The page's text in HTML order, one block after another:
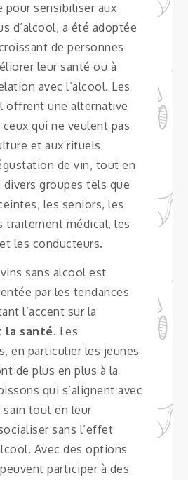
pour sensibiliser aux
d’alcool, a été adoptée
de personnes
leur santé ou à
avec l’alcool. Les
offrent une alternative
qui ne veulent pas
et aux rituels
de vin, tout en
divers groupes tels que
les seniors, les
traitement médical, les
les conducteurs.
sans alcool est
par les tendances
l’accent sur la
la santé. Les
en particulier les jeunes
de plus en plus à la
qui s’alignent avec
sain tout en leur
sans l’effet
Avec des options
participer à des